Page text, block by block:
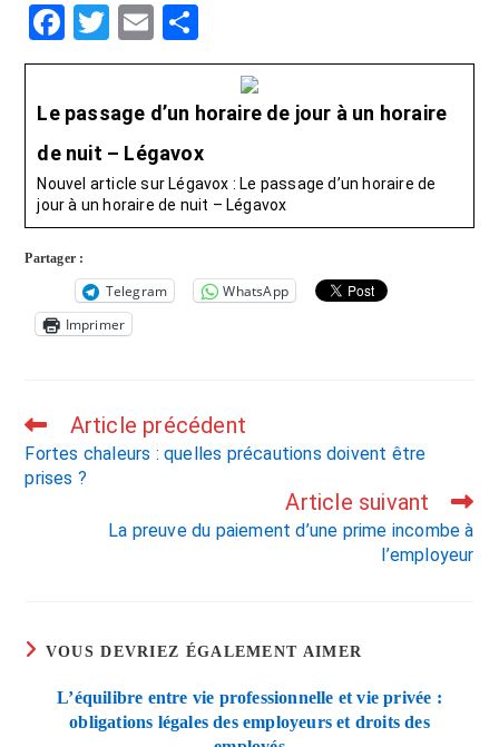
F
a
e
b
o
o
k
T
wi
er
E
m
ail
ar
ta
g
er
Le passage d’un horaire de jour à un horaire
de nuit – Légavox
Nouvel article sur Légavox : Le passage d’un horaire de
jour à un horaire de nuit – Légavox
Partager :
Telegram
WhatsApp
Imprimer
Article précédent
Fortes chaleurs : quelles précautions doivent être
prises ?
Article suivant
La preuve du paiement d’une prime incombe à
l’employeur
VOUS DEVRIEZ ÉGALEMENT AIMER
L’équilibre entre vie professionnelle et vie privée :
obligations légales des employeurs et droits des